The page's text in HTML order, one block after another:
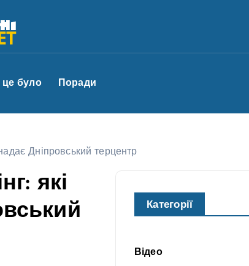
це було Поради
Дніпровський терцентр
які
Категорії
Відео